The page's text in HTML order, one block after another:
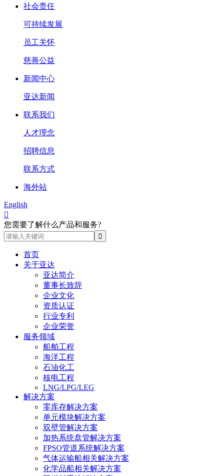
社会责任
可持续发展
员工关怀
慈善公益
新闻中心
亚达新闻
联系我们
人才理念
招聘信息
联系方式
海外站
English

您需要了解什么产品和服务?
首页
关于亚达
亚达简介
董事长致辞
企业文化
资质认证
行业专利
企业荣誉
服务领域
船舶工程
海洋工程
石油化工
核电工程
LNG/LPG/LEG
解决方案
零库存解决方案
单元模块解决方案
双壁管解决方案
加热系统盘管解决方案
FPSO管道系统解决方案
气体运输船相关解决方案
化学品船相关解决方案